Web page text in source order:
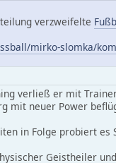
verzweifelte
mirko-slomka/
verließ er mit
mit neuer Power
in Folge probiert es
Geistheiler